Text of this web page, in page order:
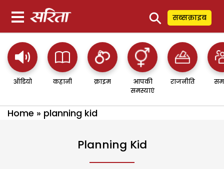
⚲ सब्सक्राइब
ऑडियो कहानी क्राइम
आपकी
समस्याएं
राजनीति
Home » planning kid
Planning Kid